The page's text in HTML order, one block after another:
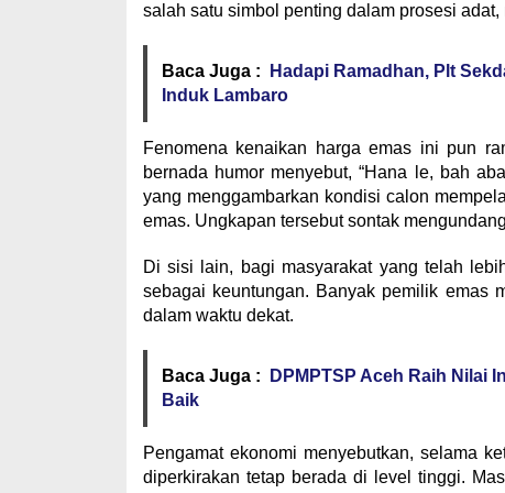
salah satu simbol penting dalam prosesi
Baca Juga :
Hadapi Ramadhan, Plt
Induk Lambaro
Fenomena kenaikan harga emas ini pun
bernada humor menyebut, “Hana le, bah
yang menggambarkan kondisi calon
emas. Ungkapan tersebut sontak
Di sisi lain, bagi masyarakat yang telah
sebagai keuntungan. Banyak pemilik emas
dalam waktu dekat.
Baca Juga :
DPMPTSP Aceh Raih Nilai
Baik
Pengamat ekonomi menyebutkan, selama
diperkirakan tetap berada di level tinggi.